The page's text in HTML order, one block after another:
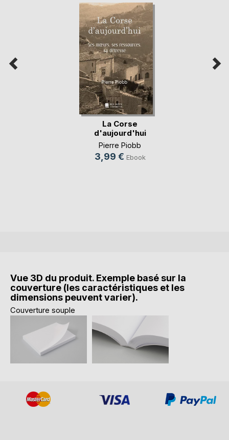
La Corse
d'aujourd'hui
Pierre Piobb
3,99 € Ebook
Vue 3D du produit. Exemple basé sur la
couverture (les caractéristiques et les
dimensions peuvent varier).
Couverture souple